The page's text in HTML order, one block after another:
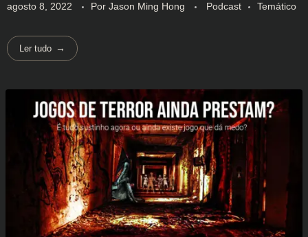
agosto 8, 2022 Por Jason Ming Hong Podcast Temático
Ler tudo